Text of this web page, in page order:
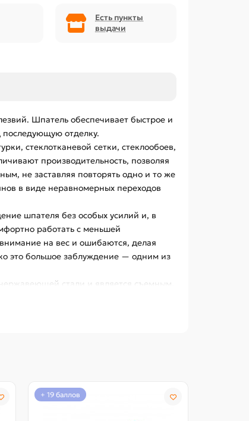
Есть пункты
выдачи
Шпатель обеспечивает быстрое и
последующую отделку.
стеклотканевой сетки, стеклообоев,
производительность, позволяя
не заставляя повторять одно и то же
в виде неравномерных переходов
шпателя без особых усилий и, в
работать с меньшей
на вес и ошибаются, делая
это большое заблуждение — одним из
стали и является съемным,
+ 19 баллов